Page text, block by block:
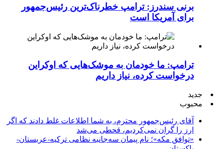
برنی سندرز: ترامپ خطرناک‌ترین رئیس‌جمهور
برای آمریکا است
ترامپ: ما خودمان به موشک‌هایی که اوکراین
درخواست کرده، نیاز داریم
جدید
محبوب
آقای رئیس‌جمهور محترم، به شما اطلاعات غلط دادند که اگر
ارز را گران نمی‌کردیم، قحطی می‌شد
«توافق مکه»؛ نام پیمان سه‌جانبه نظامی ترکیه-عربستان-